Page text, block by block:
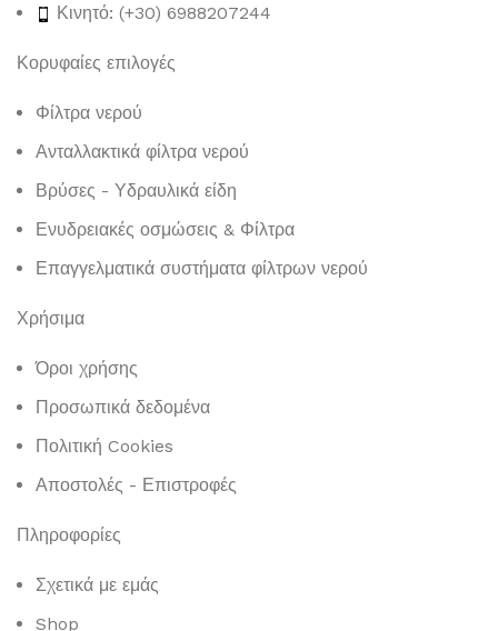
Κινητό: (+30) 6988207244
Κορυφαίες επιλογές
Φίλτρα νερού
Ανταλλακτικά φίλτρα νερού
Βρύσες - Υδραυλικά είδη
Ενυδρειακές οσμώσεις & Φίλτρα
Επαγγελματικά συστήματα φίλτρων νερού
Χρήσιμα
Όροι χρήσης
Προσωπικά δεδομένα
Πολιτική Cookies
Αποστολές - Επιστροφές
Πληροφορίες
Σχετικά με εμάς
Shop